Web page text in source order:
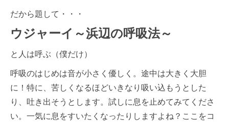
だから題して・・・
ウジャーイ～浜辺の呼吸法～
と人は呼ぶ（僕だけ）
呼吸のはじめは音が小さく優しく。途中は大きく大胆
に！特に、苦しくなるほどいきなり吸い込もうとした
り、吐き出そうとします。試しに息を止めてみてくださ
い。一気に息をすいたくなったりしますよね？ここをコ